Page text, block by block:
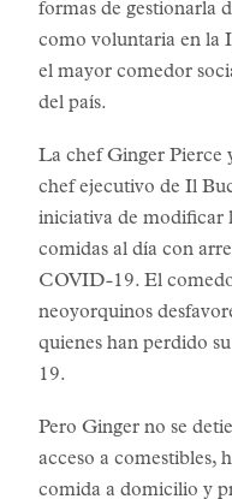
formas de gestionarla
como voluntaria en la
el mayor comedor
del país.
La chef Ginger Pierce
chef ejecutivo de Il
iniciativa de modificar
comidas al día con
COVID-19. El
neoyorquinos
quienes han perdido
19.
Pero Ginger no se
acceso a comestibles,
comida a domicilio y